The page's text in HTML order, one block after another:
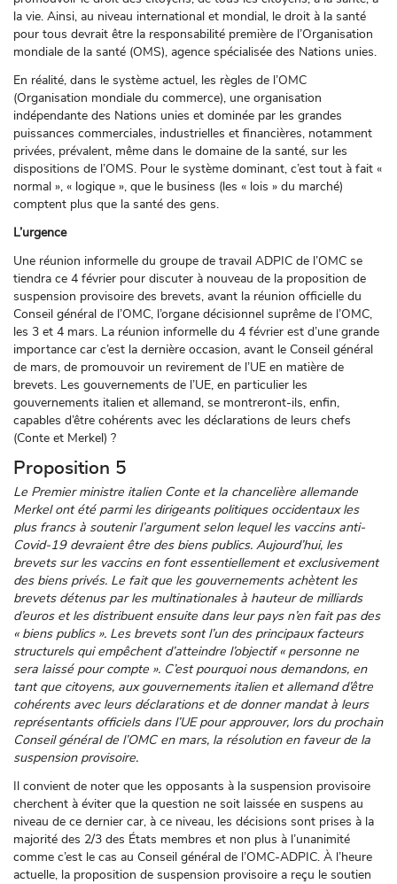
la vie. Ainsi, au niveau international et mondial, le droit à la santé
pour tous devrait être la responsabilité première de l’Organisation
mondiale de la santé (OMS), agence spécialisée des Nations unies.
En réalité, dans le système actuel, les règles de l’OMC
(Organisation mondiale du commerce), une organisation
indépendante des Nations unies et dominée par les grandes
puissances commerciales, industrielles et financières, notamment
privées, prévalent, même dans le domaine de la santé, sur les
dispositions de l’OMS. Pour le système dominant, c’est tout à fait «
normal », « logique », que le business (les « lois » du marché)
comptent plus que la santé des gens.
L’urgence
Une réunion informelle du groupe de travail ADPIC de l’OMC se
tiendra ce 4 février pour discuter à nouveau de la proposition de
suspension provisoire des brevets, avant la réunion officielle du
Conseil général de l’OMC, l’organe décisionnel suprême de l’OMC,
les 3 et 4 mars. La réunion informelle du 4 février est d’une grande
importance car c’est la dernière occasion, avant le Conseil général
de mars, de promouvoir un revirement de l’UE en matière de
brevets. Les gouvernements de l’UE, en particulier les
gouvernements italien et allemand, se montreront-ils, enfin,
capables d’être cohérents avec les déclarations de leurs chefs
(Conte et Merkel) ?
Proposition 5
Le Premier ministre italien Conte et la chancelière allemande
Merkel ont été parmi les dirigeants politiques occidentaux les
plus francs à soutenir l’argument selon lequel les vaccins anti-
Covid-19 devraient être des biens publics. Aujourd’hui, les
brevets sur les vaccins en font essentiellement et exclusivement
des biens privés. Le fait que les gouvernements achètent les
brevets détenus par les multinationales à hauteur de milliards
d’euros et les distribuent ensuite dans leur pays n’en fait pas des
« biens publics ». Les brevets sont l’un des principaux facteurs
structurels qui empêchent d’atteindre l’objectif « personne ne
sera laissé pour compte ». C’est pourquoi nous demandons, en
tant que citoyens, aux gouvernements italien et allemand d’être
cohérents avec leurs déclarations et de donner mandat à leurs
représentants officiels dans l’UE pour approuver, lors du prochain
Conseil général de l’OMC en mars, la résolution en faveur de la
suspension provisoire.
Il convient de noter que les opposants à la suspension provisoire
cherchent à éviter que la question ne soit laissée en suspens au
niveau de ce dernier car, à ce niveau, les décisions sont prises à la
majorité des 2/3 des États membres et non plus à l’unanimité
comme c’est le cas au Conseil général de l’OMC-ADPIC. À l’heure
actuelle, la proposition de suspension provisoire a reçu le soutien